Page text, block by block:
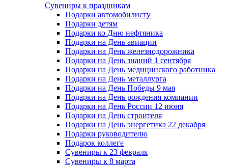
Сувениры к праздникам
Подарки автомобилисту
Подарки детям
Подарки ко Дню нефтяника
Подарки на День авиации
Подарки на День железнодорожника
Подарки на День знаний 1 сентября
Подарки на День медицинского работника
Подарки на День металлурга
Подарки на День Победы 9 мая
Подарки на День рождения компании
Подарки на День России 12 июня
Подарки на День строителя
Подарки на День энергетика 22 декабря
Подарки руководителю
Подарок коллеге
Сувениры к 23 февраля
Сувениры к 8 марта